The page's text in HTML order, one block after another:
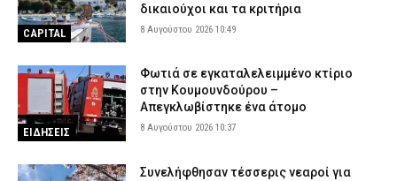
CAPITAL
δικαιούχοι και τα κριτήρια
8 Αυγούστου 2026 10:49
ΕΙΔΗΣΕΙΣ
Φωτιά σε εγκαταλελειμμένο κτίριο
στην Κουμουνδούρου –
Απεγκλωβίστηκε ένα άτομο
8 Αυγούστου 2026 10:37
Συνελήφθησαν τέσσερις νεαροί για